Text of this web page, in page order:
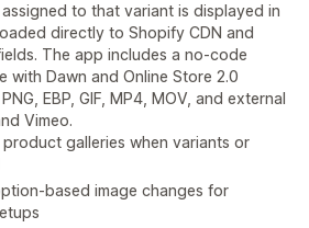
to that variant is displayed in
directly to Shopify CDN and
The app includes a no-code
with Dawn and Online Store 2.0
EBP, GIF, MP4, MOV, and external
Vimeo.
galleries when variants or
based image changes for